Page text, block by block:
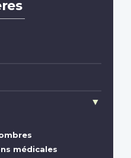
médicales